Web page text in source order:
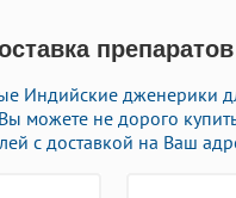
Индийские дженерики
можете не дорого
с доставкой на Ваш